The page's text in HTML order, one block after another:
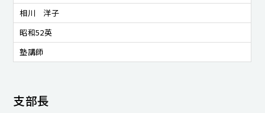
相川 洋子
昭和52英
塾講師
支部長